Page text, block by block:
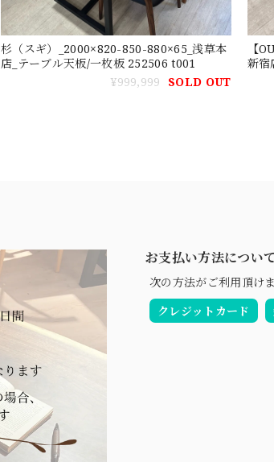
杉（スギ）_2000×820-850-880×65_浅草本
店_テーブル天板/一枚板 252506 t001
¥999,999
SOLD OUT
【
新宿
お支払い方法について
次の方法がご利用頂けま
クレジットカード